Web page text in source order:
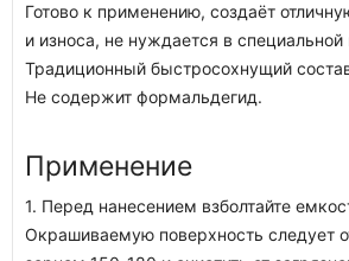
Готово к применению, создаёт
и износа, не нуждается в специальной
Традиционный быстросохнущий
Не содержит формальдегид.
Применение
1. Перед нанесением взболтайте
Окрашиваемую поверхность следует